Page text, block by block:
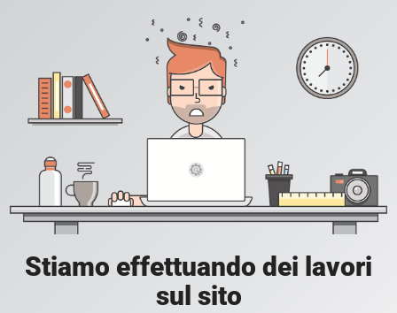
Stiamo effettuando dei lavori
sul sito